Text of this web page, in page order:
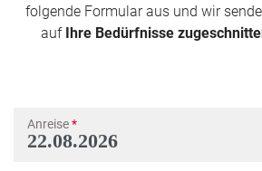
folgende Formular aus und wir
auf Ihre Bedürfnisse
Anreise*